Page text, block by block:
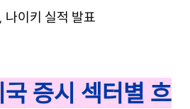
나이키 실적 발표
증시 섹터별 흐